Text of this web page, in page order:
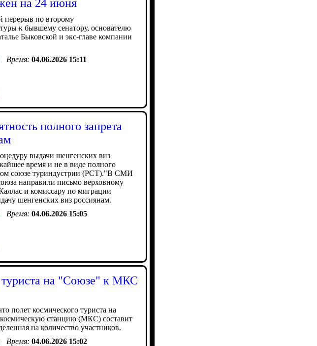
на 24 июня
перерыв по второму
к бывшему сенатору, основателю
Быковской и экс-главе компании
Время: 04.06.2026 15:11
полного запрета
выдачи шенгенских виз
время и не в виде полного
союзе туриндустрии (РСТ)."В СМИ
направили письмо верховному
и комиссару по миграции
шенгенских виз россиянам.
Время: 04.06.2026 15:05
туриста на "Союзе" к МКС
полет космического туриста на
станцию (МКС) составит
на количество участников.
Время: 04.06.2026 15:02